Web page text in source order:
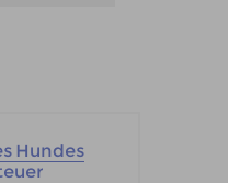
Hundes